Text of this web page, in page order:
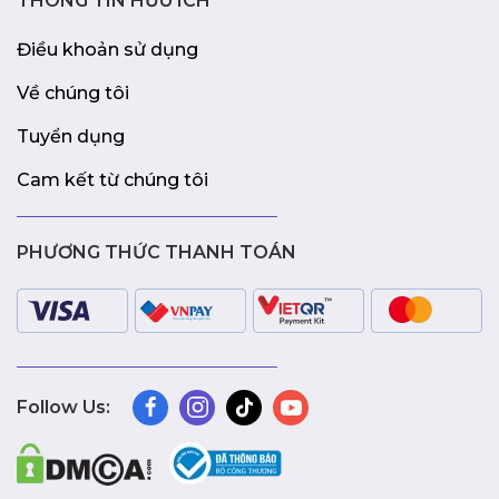
Điều khoản sử dụng
Về chúng tôi
Tuyển dụng
Cam kết từ chúng tôi
PHƯƠNG THỨC THANH TOÁN
Follow Us: